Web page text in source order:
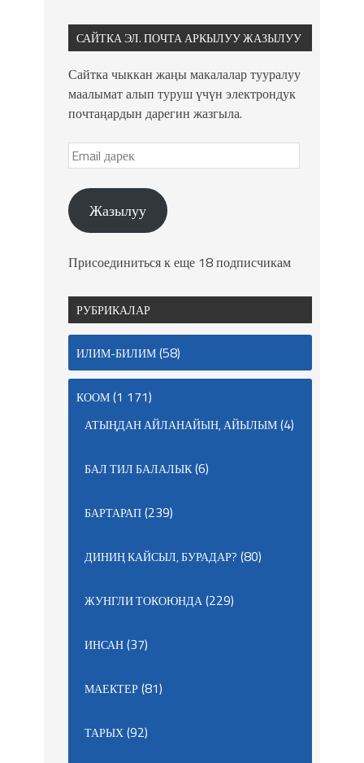
САЙТКА ЭЛ. ПОЧТА АРКЫЛУУ ЖАЗЫЛУУ
Сайтка чыккан жаңы макалалар тууралуу
маалымат алып туруш үчүн электрондук
почтаңардын дарегин жазгыла.
Жазылуу
Присоединиться к еще 18 подписчикам
РУБРИКАЛАР
ИЛИМ-БИЛИМ(58)
КООМ(1 171)
АТЫҢДАН АЙЛАНАЙЫН, АЙЫЛЫМ(4)
БАЛ ТИЛ БАЛАЛЫК(6)
БАРТАРАП(239)
ДИНИҢ КАЙСЫЛ, БУРАДАР? (80)
ЖУНГЛИ ТОКОЮНДА(229)
ИНСАН(37)
МАЕКТЕР(81)
ТАРЫХ(92)